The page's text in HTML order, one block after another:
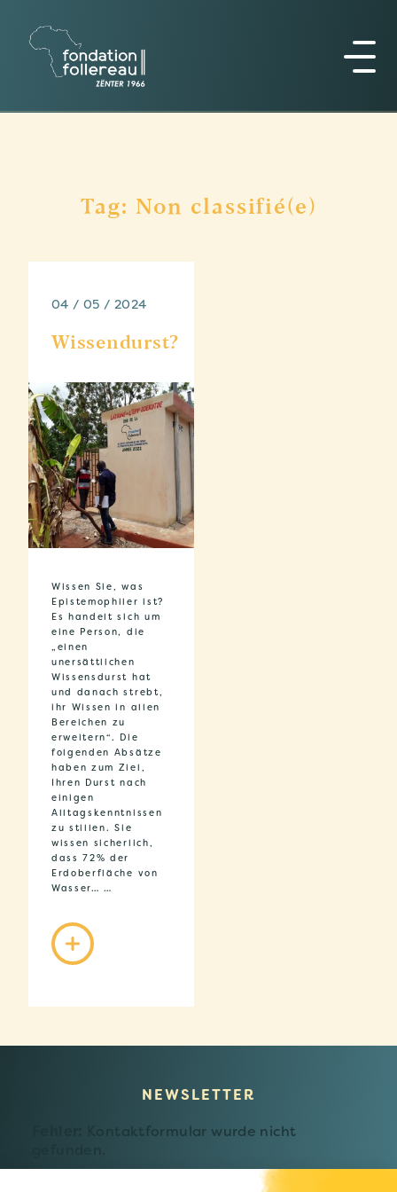
Tag: Non classifié(e)
04 / 05 / 2024
Wissendurst?
Wissen Sie, was
Epistemophiler ist?
Es handelt sich um
eine Person, die
„einen
unersättlichen
Wissensdurst hat
und danach strebt,
ihr Wissen in allen
Bereichen zu
erweitern“. Die
folgenden Absätze
haben zum Ziel,
Ihren Durst nach
einigen
Alltagskenntnissen
zu stillen. Sie
wissen sicherlich,
dass 72% der
Erdoberfläche von
Wasser… …
NEWSLETTER
Kontaktformular wurde nicht